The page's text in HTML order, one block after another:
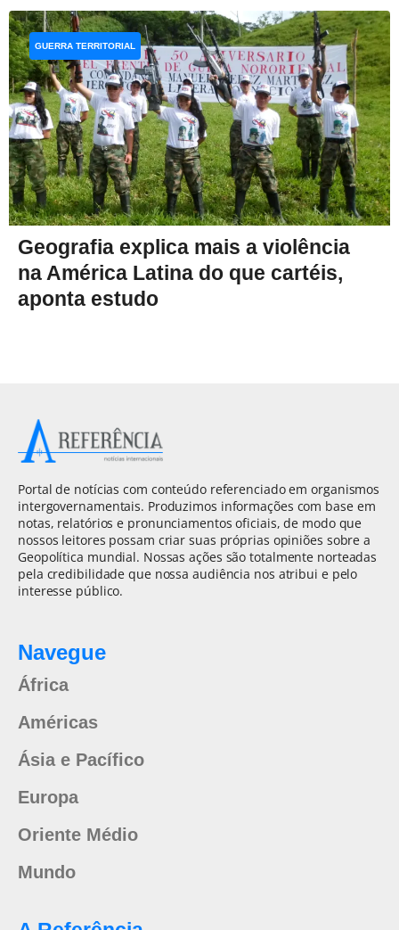
Geografia explica mais a violência
na América Latina do que cartéis,
aponta estudo
GUERRA TERRITORIAL
Portal de notícias com conteúdo referenciado em organismos
intergovernamentais. Produzimos informações com base em
notas, relatórios e pronunciamentos oficiais, de modo que
nossos leitores possam criar suas próprias opiniões sobre a
Geopolítica mundial. Nossas ações são totalmente norteadas
pela credibilidade que nossa audiência nos atribui e pelo
interesse público.
Navegue
África
Américas
Ásia e Pacífico
Europa
Oriente Médio
Mundo